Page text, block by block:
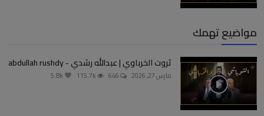
مواضيع تهمك
ثروت الخرباوي | عبدالله رشدي - abdullah rushdy
مارس 27, 2026